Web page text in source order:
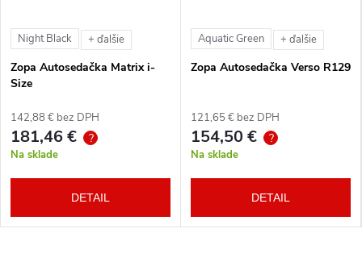
Night Black + ďalšie
Zopa Autosedačka Matrix i-
Size
142,88 € bez DPH
181,46 € ?
Na sklade
DETAIL
Aquatic Green + ďalšie
Zopa Autosedačka Verso R129
121,65 € bez DPH
154,50 € ?
Na sklade
DETAIL